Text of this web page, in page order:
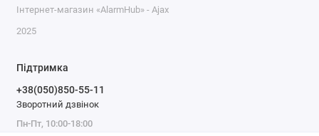
Інтернет-магазин «AlarmHub» - Ajax
2025
Підтримка
+38(050)850-55-11
Зворотний дзвінок
Пн-Пт, 10:00-18:00